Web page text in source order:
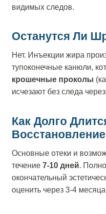
видимых следов.
Останутся Ли
Нет. Инъекции жира
тупоконечные канюли,
крошечные проколы
исчезают без следа
Как Долго
Основные отеки и
течение 7-10 дней.
окончательный
оценить через 3-4